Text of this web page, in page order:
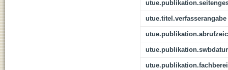
utue.titel.verfasserangabe